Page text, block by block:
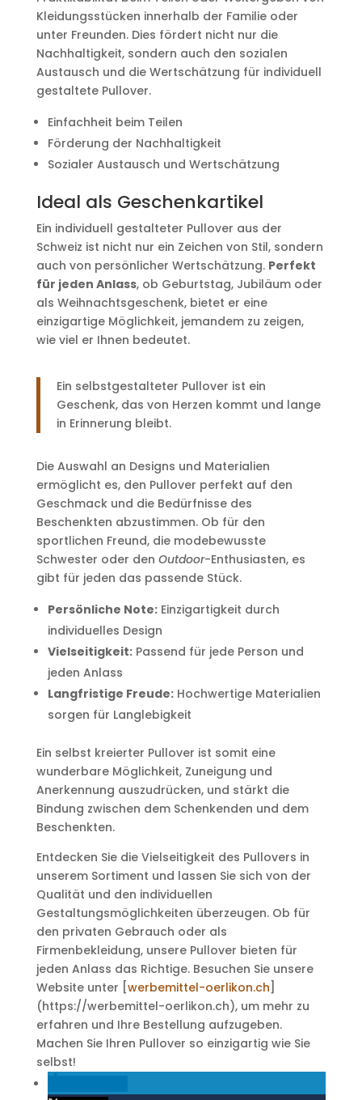
Kleidungsstücken innerhalb der Familie oder
unter Freunden. Dies fördert nicht nur die
Nachhaltigkeit, sondern auch den sozialen
Austausch und die Wertschätzung für individuell
gestaltete Pullover.
Einfachheit beim Teilen
Förderung der Nachhaltigkeit
Sozialer Austausch und Wertschätzung
Ideal als Geschenkartikel
Ein individuell gestalteter Pullover aus der
Schweiz ist nicht nur ein Zeichen von Stil, sondern
auch von persönlicher Wertschätzung. Perfekt
für jeden Anlass, ob Geburtstag, Jubiläum oder
als Weihnachtsgeschenk, bietet er eine
einzigartige Möglichkeit, jemandem zu zeigen,
wie viel er Ihnen bedeutet.
Ein selbstgestalteter Pullover ist ein
Geschenk, das von Herzen kommt und lange
in Erinnerung bleibt.
Die Auswahl an Designs und Materialien
ermöglicht es, den Pullover perfekt auf den
Geschmack und die Bedürfnisse des
Beschenkten abzustimmen. Ob für den
sportlichen Freund, die modebewusste
Schwester oder den Outdoor-Enthusiasten, es
gibt für jeden das passende Stück.
Persönliche Note:Einzigartigkeit durch
individuelles Design
Vielseitigkeit:Passend für jede Person und
jeden Anlass
Langfristige Freude:Hochwertige Materialien
sorgen für Langlebigkeit
Ein selbst kreierter Pullover ist somit eine
wunderbare Möglichkeit, Zuneigung und
Anerkennung auszudrücken, und stärkt die
Bindung zwischen dem Schenkenden und dem
Beschenkten.
Entdecken Sie die Vielseitigkeit des Pullovers in
unserem Sortiment und lassen Sie sich von der
Qualität und den individuellen
Gestaltungsmöglichkeiten überzeugen. Ob für
den privaten Gebrauch oder als
Firmenbekleidung, unsere Pullover bieten für
jeden Anlass das Richtige. Besuchen Sie unsere
Website unter [ werbemittel-oerlikon.ch
(https://werbemittel-oerlikon.ch), um mehr zu
erfahren und Ihre Bestellung aufzugeben.
Machen Sie Ihren Pullover so einzigartig wie Sie
selbst!